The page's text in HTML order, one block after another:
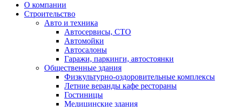
О компании
Строительство
Авто и техника
Автосервисы, СТО
Автомойки
Автосалоны
Гаражи, паркинги, автостоянки
Общественные здания
Физкультурно-оздоровительные комплексы
Летние веранды кафе рестораны
Гостиницы
Медицинские здания